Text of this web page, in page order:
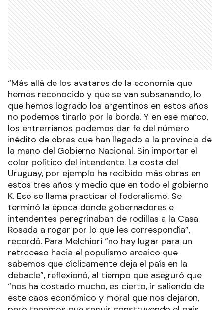
“Más allá de los avatares de la economía que
hemos reconocido y que se van subsanando, lo
que hemos logrado los argentinos en estos años
no podemos tirarlo por la borda. Y en ese marco,
los entrerrianos podemos dar fe del número
inédito de obras que han llegado a la provincia de
la mano del Gobierno Nacional. Sin importar el
color político del intendente. La costa del
Uruguay, por ejemplo ha recibido más obras en
estos tres años y medio que en todo el gobierno
K. Eso se llama practicar el federalismo. Se
terminó la época donde gobernadores e
intendentes peregrinaban de rodillas a la Casa
Rosada a rogar por lo que les correspondía”,
recordó. Para Melchiori “no hay lugar para un
retroceso hacia el populismo arcaico que
sabemos que cíclicamente deja el país en la
debacle”, reflexionó, al tiempo que aseguró que
“nos ha costado mucho, es cierto, ir saliendo de
este caos económico y moral que nos dejaron,